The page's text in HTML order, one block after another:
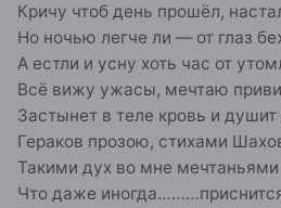
Кричу чтоб день прошёл,
Но ночью легче ли — от глаз
А естли и усну хоть час от
Всё вижу ужасы, мечтаю
Застынет в теле кровь и
Гераков прозою, стихами
Такими дух во мне мечтаньями
Что даже